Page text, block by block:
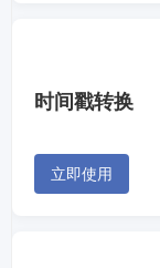
时间戳转换
立即使用